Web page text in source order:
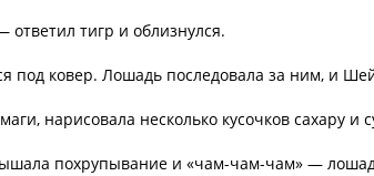
тигр и облизнулся.
под ковер. Лошадь последовала за ним, и
нарисовала несколько кусочков сахару и
похрупывание и «чам-чам-чам» —